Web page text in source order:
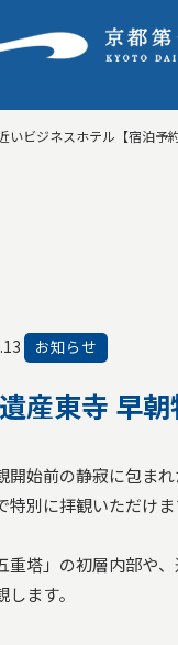
いビジネスホテル【宿泊予
お知らせ
産東寺 早
開始前の静寂に包ま
特別に拝観いただけま
重塔」の初層内部や
ます。